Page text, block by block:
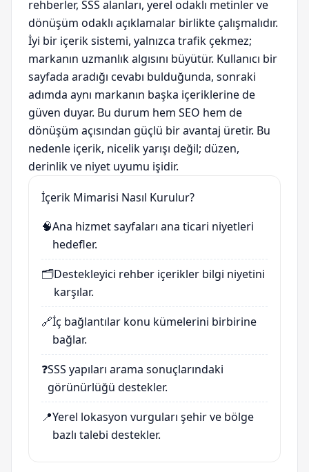
rehberler, SSS alanları, yerel odaklı metinler ve
dönüşüm odaklı açıklamalar birlikte çalışmalıdır.
İyi bir içerik sistemi, yalnızca trafik çekmez;
markanın uzmanlık algısını büyütür. Kullanıcı bir
sayfada aradığı cevabı bulduğunda, sonraki
adımda aynı markanın başka içeriklerine de
güven duyar. Bu durum hem SEO hem de
dönüşüm açısından güçlü bir avantaj üretir. Bu
nedenle içerik, nicelik yarışı değil; düzen,
derinlik ve niyet uyumu işidir.
İçerik Mimarisi Nasıl Kurulur?
🧠Ana hizmet sayfaları ana ticari niyetleri
hedefler.
🗂️Destekleyici rehber içerikler bilgi niyetini
karşılar.
🔗İç bağlantılar konu kümelerini birbirine
bağlar.
❓SSS yapıları arama sonuçlarındaki
görünürlüğü destekler.
📍Yerel lokasyon vurguları şehir ve bölge
bazlı talebi destekler.